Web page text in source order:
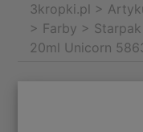
3kropki.pl >
> Farby >
20ml Unicorn